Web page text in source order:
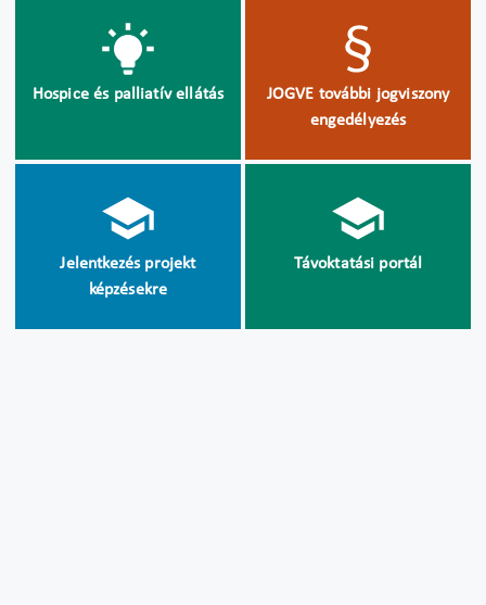
Hospice és palliatív ellátás
JOGVE további jogviszony
engedélyezés
Jelentkezés projekt
képzésekre
Távoktatási portál